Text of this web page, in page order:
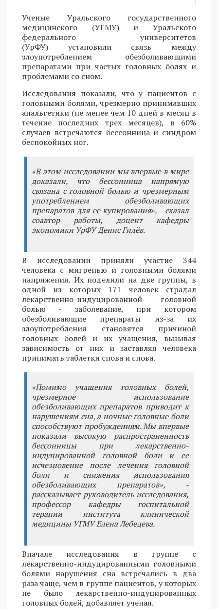
Ученые Уральского государственного
медицинского (УГМУ) и Уральского
федерального университетов
(УрФУ) установили связь между
злоупотреблением обезболивающими
препаратами при частых головных болях и
проблемами со сном.
Исследования показали, что у пациентов с
головными болями, чрезмерно принимавших
анальгетики (не менее чем 10 дней в месяц в
течение последних трех месяцев), в 60%
случаев встречаются бессонница и синдром
беспокойных ног.
«В этом исследовании мы впервые в мире
доказали, что бессонница напрямую
связана с головной болью и чрезмерным
употреблением обезболивающих
препаратов для ее купирования», - сказал
соавтор работы, доцент кафедры
экономики УрФУ Денис Гилёв.
В исследовании приняли участие 344
человека с мигренью и головными болями
напряжения. Их поделили на две группы, в
одной из которых 171 человек страдал
лекарственно-индуцированной головной
болью - заболевание, при котором
обезболивающие препараты из-за их
злоупотребления становятся причиной
головных болей и их учащения, вызывая
зависимость от них и заставляя человека
принимать таблетки снова и снова.
«Помимо учащения головных болей,
чрезмерное использование
обезболивающих препаратов приводит к
нарушениям сна, а ночные головные боли
способствуют пробуждениям. Мы впервые
показали высокую распространенность
бессонницы при лекарственно-
индуцированной головной боли и ее
исчезновение после лечения головной
боли и снижения использования
обезболивающих препаратов», -
рассказывает руководитель исследования,
профессор кафедры госпитальной
терапии института клинической
медицины УГМУ Елена Лебедева.
Вначале исследования в группе с
лекарственно-индуцированными головными
болями нарушения сна встречались в два
раза чаще, чем в группе пациентов, у которых
не было лекарственно-индуцированных
головных болей, добавляет ученая.